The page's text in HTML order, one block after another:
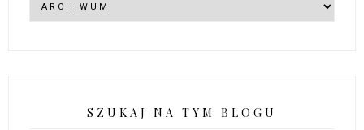
SZUKAJ NA TYM BLOGU